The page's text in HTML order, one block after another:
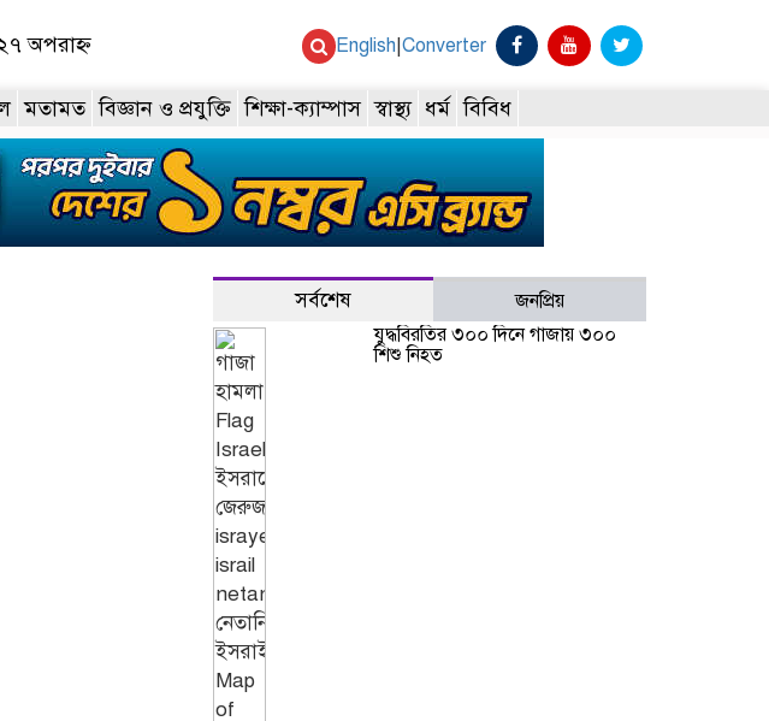
অপরাহ্ন English Converter
মতামত বিজ্ঞান ও প্রযুক্তি শিক্ষা-ক্যাম্পাস স্বাস্থ্য ধর্ম বিবিধ
সর্বশেষ
জনপ্রিয়
যুদ্ধবিরতির ৩০০ দিনে গাজায় ৩০০
শিশু নিহত